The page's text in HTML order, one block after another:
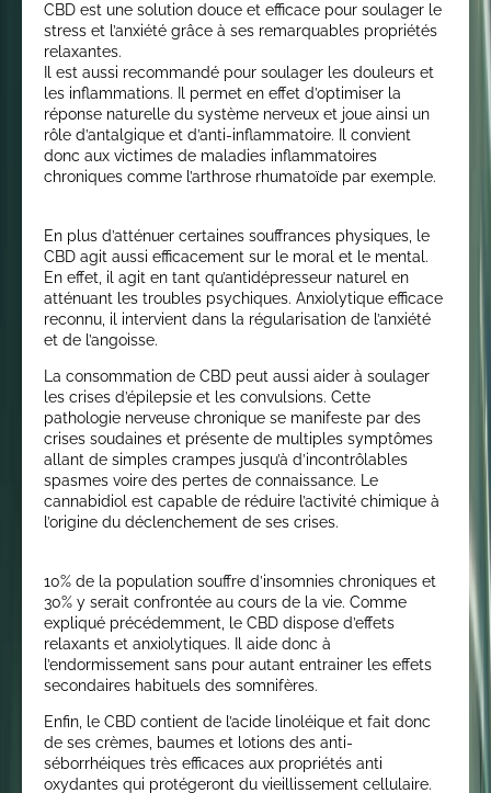
CBD est une solution douce et efficace pour soulager le
stress et l’anxiété grâce à ses remarquables propriétés
relaxantes.
Il est aussi recommandé pour soulager les douleurs et
les inflammations. Il permet en effet d’optimiser la
réponse naturelle du système nerveux et joue ainsi un
rôle d’antalgique et d’anti-inflammatoire. Il convient
donc aux victimes de maladies inflammatoires
chroniques comme l’arthrose rhumatoïde par exemple.
En plus d’atténuer certaines souffrances physiques, le
CBD agit aussi efficacement sur le moral et le mental.
En effet, il agit en tant qu’antidépresseur naturel en
atténuant les troubles psychiques. Anxiolytique efficace
reconnu, il intervient dans la régularisation de l’anxiété
et de l’angoisse.
La consommation de CBD peut aussi aider à soulager
les crises d’épilepsie et les convulsions. Cette
pathologie nerveuse chronique se manifeste par des
crises soudaines et présente de multiples symptômes
allant de simples crampes jusqu’à d’incontrôlables
spasmes voire des pertes de connaissance. Le
cannabidiol est capable de réduire l’activité chimique à
l’origine du déclenchement de ses crises.
10% de la population souffre d’insomnies chroniques et
30% y serait confrontée au cours de la vie. Comme
expliqué précédemment, le CBD dispose d’effets
relaxants et anxiolytiques. Il aide donc à
l’endormissement sans pour autant entrainer les effets
secondaires habituels des somnifères.
Enfin, le CBD contient de l’acide linoléique et fait donc
de ses crèmes, baumes et lotions des anti-
séborrhéiques très efficaces aux propriétés anti
oxydantes qui protégeront du vieillissement cellulaire.